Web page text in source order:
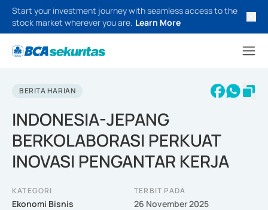
Start your investment journey with seamless access to the
stock market wherever you are. Learn More
BERITA HARIAN
INDONESIA-JEPANG
BERKOLABORASI PERKUAT
INOVASI PENGANTAR KERJA
KATEGORI
Ekonomi Bisnis
TERBIT PADA
26 November 2025